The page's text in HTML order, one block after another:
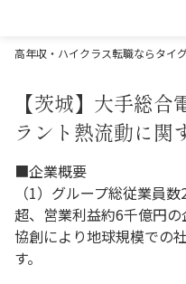
高年収・ハイクラス転職ならタイ
【茨城】大手総
ラント熱流動に関
■企業概要
（1）グループ総従業員
超、営業利益約6千億円
協創により地球規模での
す。